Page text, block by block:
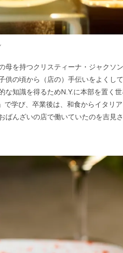
母を持つクリスティーナ・ジャクソ
供の頃から（店の）手伝いをよくし
知識を得るためN.Y.に本部を置く
学び、卒業後は、和食からイタリ
ばんざいの店で働いていたのを吉見